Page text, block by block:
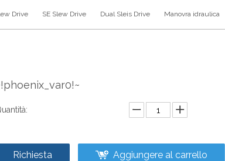
Drive SE Slew Drive Dual Sleis Drive Manovra idraulica
Richiesta Aggiungere al carrello